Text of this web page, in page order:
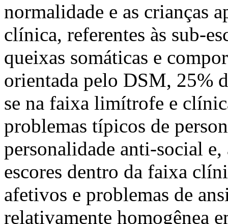
normalidade e as crianças
clínica, referentes às sub-
queixas somáticas e
orientada pelo DSM, 25%
se na faixa limítrofe e
problemas típicos de
personalidade anti-social e,
escores dentro da faixa
afetivos e problemas de
relativamente homogênea